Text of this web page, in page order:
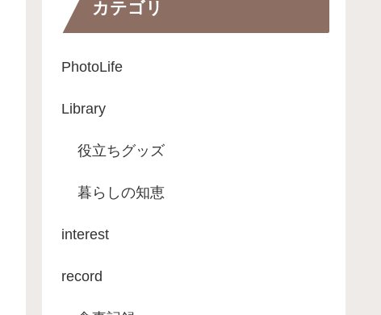
カテゴリ
PhotoLife
Library
役立ちグッズ
暮らしの知恵
interest
record